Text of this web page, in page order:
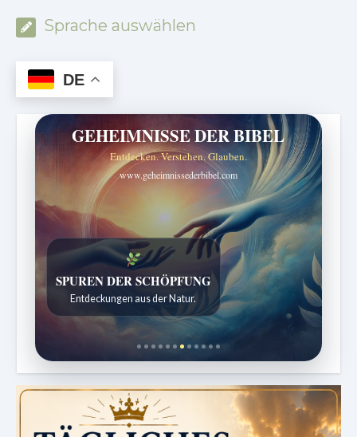
Sprache auswählen
DE
GEHEIMNISSE DER BIBEL
Entdecken. Verstehen. Glauben.
www.geheimnissederbibel.com
DIE STILLE INTELLIGENZ DES KÖRPERS
Ordnung bringt Leben zurück.